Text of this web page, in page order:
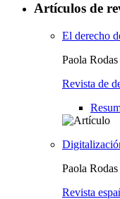
Artículos de
El derecho
Paola Rodas
Revista de
Paola Rodas
Revista